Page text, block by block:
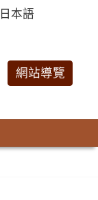
日本語
網站導覽